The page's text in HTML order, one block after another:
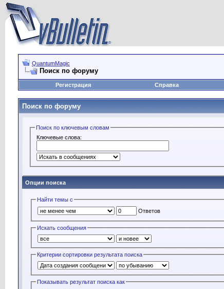
QuantumMagic
Поиск по форуму
Регистрация
Справка
Поиск по форуму
Поиск по ключевым словам
Ключевые слова:
Опции поиска
Найти темы с
Ответов
Искать сообщения
Критерии сортировки результата поиска
Показывать результат поиска как